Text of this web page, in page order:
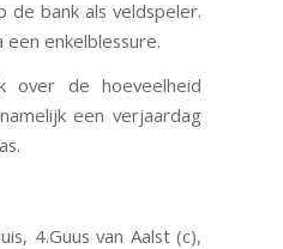
de bank als veldspeler.
enkelblessure.
over de hoeveelheid
een verjaardag
4.Guus van Aalst (c),